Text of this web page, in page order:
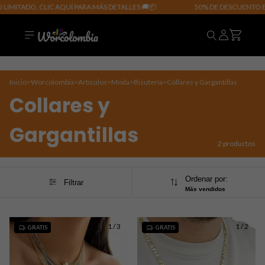
CLIC AQUÍ PARA MÁS DETALLES 🚚📦 50% DE DESCUENTO
Inicio>Worcolombia>Artículos>Moda>Bisutería>Collares y Gargantillas
Collares y
Gargantillas
2 productos
Filtrar Ordenar por:
Más vendidos
1/3
GRATIS 1/2
GRATIS